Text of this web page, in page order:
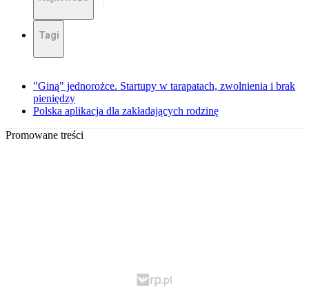
Tagi
"Giną" jednorożce. Startupy w tarapatach, zwolnienia i brak
pieniędzy
Polska aplikacja dla zakładających rodzinę
Promowane treści